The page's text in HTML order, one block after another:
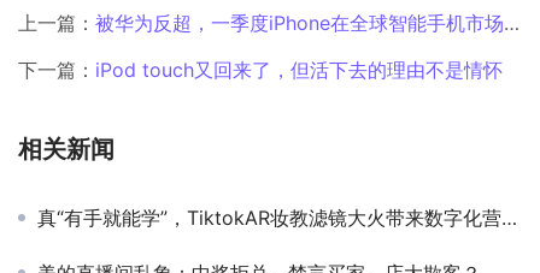
上一篇： 被华为反超，一季度iPhone在全球智能手机市场份额降至第三
下一篇： iPod touch又回来了，但活下去的理由不是情怀
相关新闻
真“有手就能学”，TiktokAR妆教滤镜大火带来数字化营销新形势